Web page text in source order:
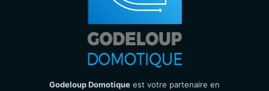
Godeloup Domotique est votre partenaire en